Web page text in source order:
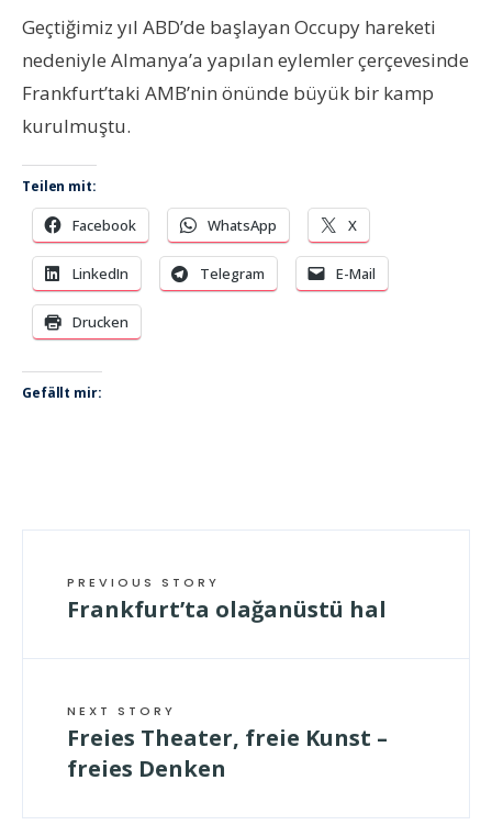
Geçtiğimiz yıl ABD’de başlayan Occupy hareketi
nedeniyle Almanya’a yapılan eylemler çerçevesinde
Frankfurt’taki AMB’nin önünde büyük bir kamp
kurulmuştu.
Teilen mit:
Facebook WhatsApp X
LinkedIn Telegram E-Mail
Drucken
Gefällt mir:
PREVIOUS STORY
Frankfurt’ta olağanüstü hal
NEXT STORY
Freies Theater, freie Kunst –
freies Denken